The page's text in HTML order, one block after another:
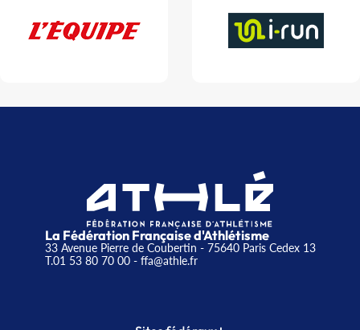
La Fédération Française d'Athlétisme
33 Avenue Pierre de Coubertin - 75640 Paris Cedex 13
T.01 53 80 70 00- ffa@athle.fr